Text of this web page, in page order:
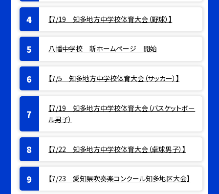
【7/19 知多地方中学校体育大会（野球）】
八幡中学校 新ホームページ 開始
【7/5 知多地方中学校体育大会（サッカー）】
【7/19 知多地方中学校体育大会（バスケットボー
ル男子）
【7/22 知多地方中学校体育大会（卓球男子）】
【7/23 愛知県吹奏楽コンクール知多地区大会】